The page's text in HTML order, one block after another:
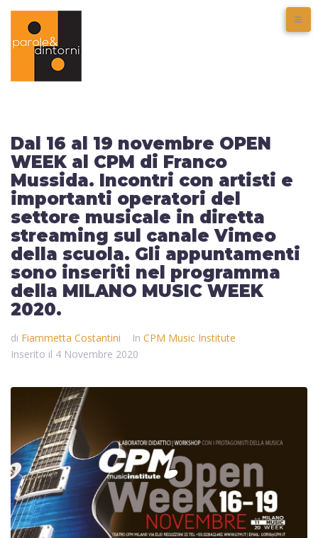
Dal 16 al 19 novembre OPEN
WEEK al CPM di Franco
Mussida. Incontri con artisti e
importanti operatori del
settore musicale in diretta
streaming sul canale Vimeo
della scuola. Gli appuntamenti
sono inseriti nel programma
della MILANO MUSIC WEEK
2020.
di Fiammetta Costantini In CPM Music Institute
Inserito il 4 Novembre 2020